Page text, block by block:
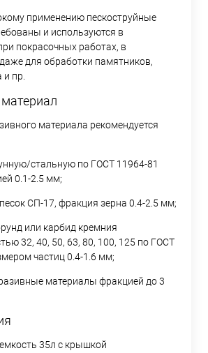
применению пескоструйные
и используются в
покрасочных работах, в
для обработки памятников,
пр.
материала рекомендуется
стальную по ГОСТ 11964-81
0.1-2.5 мм;
СП-17, фракция зерна 0.4-2.5 мм;
или карбид кремния
32, 40, 50, 63, 80, 100, 125 по ГОСТ
частиц 0.4-1.6 мм;
материалы фракцией до 3
35л с крышкой